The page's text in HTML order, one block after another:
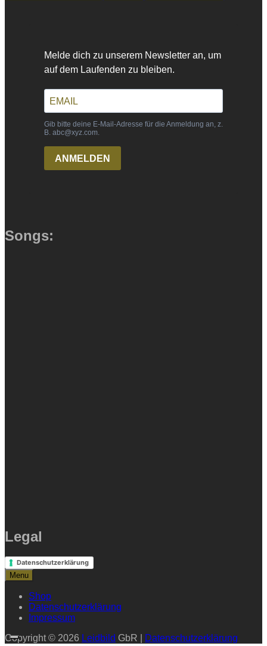
Songs:
Legal
Datenschutzerklärung
Menu
Shop
Datenschutzerklärung
Impressum
Copyright © 2026 Leidbild GbR |
Datenschutzerklärung